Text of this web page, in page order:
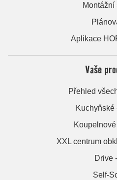
Montážní
Aplikace
Vaše
Přehled
Kuchyňské
XXL centrum
Drive
Self-